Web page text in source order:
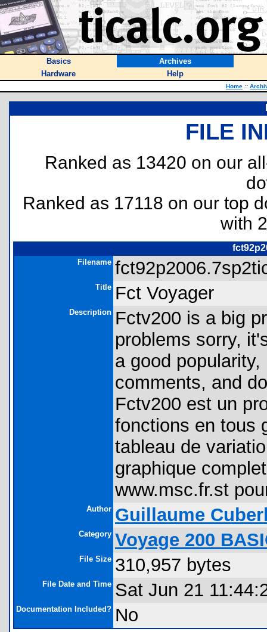
Basics
Archives
Hardware
Help
Home ::
FILE
Ranked as 13420 on our
Ranked as 17118 on our top
with
Filename
Title Fct Voyager
Description Fctv200 is a big
problems sorry,
a good
comments, and
Fctv200 est un
fonctions en tous
tableau de
graphique
www.msc.fr.st
Author Guillaume
Category Voyage 200
File Size 310,957 bytes
File Date and Time Sat Jun 21
Documentation Included? No